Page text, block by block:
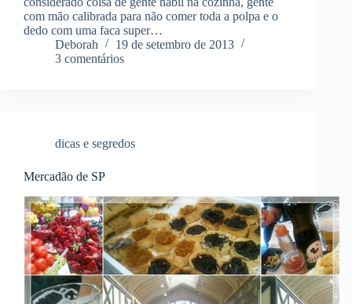
com mão calibrada para não comer toda a polpa e o
dedo com uma faca super…
Deborah
19 de setembro de 2013
3 comentários
dicas e segredos
Mercadão de SP